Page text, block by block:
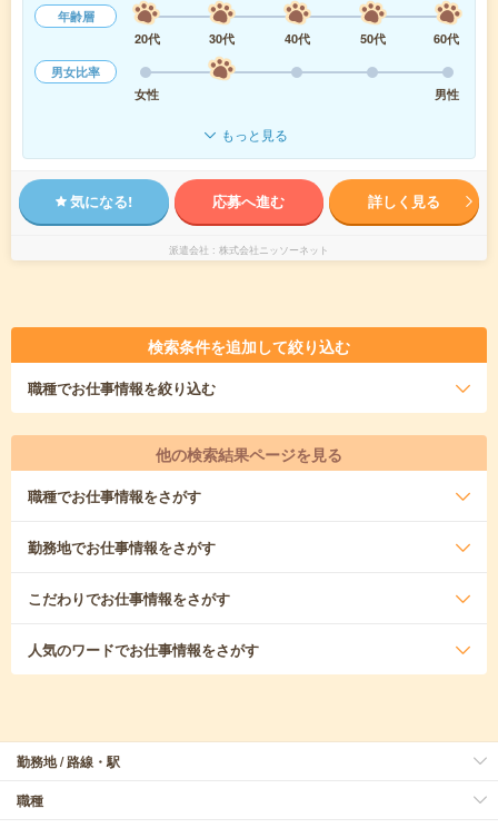
年齢層
20代
30代 40代 50代
60代
男女比率
女性
男性
もっと見る
気になる! 応募へ進む 詳しく見る
派遣会社 株式会社ニッソーネット
検索条件を追加して絞り込む
職種でお仕事情報を絞り込む
他の検索結果ページを見る
職種でお仕事情報をさがす
勤務地でお仕事情報をさがす
こだわりでお仕事情報をさがす
人気のワードでお仕事情報をさがす
勤務地 / 路線・駅
職種